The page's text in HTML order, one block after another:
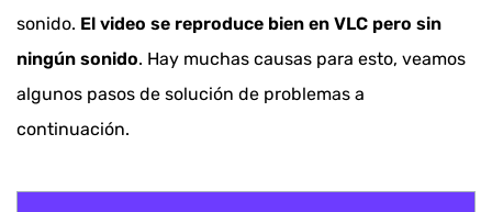
sonido. El video se reproduce bien en VLC pero sin
ningún sonido. Hay muchas causas para esto, veamos
algunos pasos de solución de problemas a
continuación.